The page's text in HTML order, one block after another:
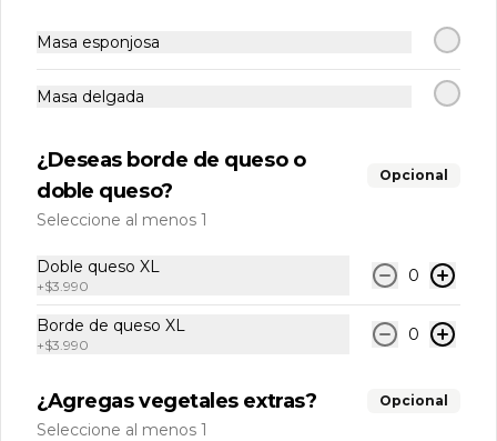
Palitos de pan con queso mozarella,
$4.500
Mandocas
6 und de mandocas acompañadas de
Masa esponjosa
Masa delgada
¿Deseas borde de queso o
doble queso?
Opcional
Seleccione al menos 1
Doble queso XL
+$3.990
0
Borde de queso XL
+$3.990
0
¿Agregas vegetales extras? Opcional
Seleccione al menos 1